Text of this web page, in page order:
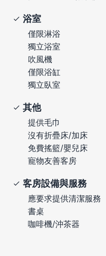
浴室
僅限淋浴
獨立浴室
吹風機
僅限浴缸
獨立臥室
其他
提供毛巾
沒有折疊床/加床
免費搖籃/嬰兒床
寵物友善客房
客房設備與服務
應要求提供清潔服務
書桌
咖啡機/沖茶器